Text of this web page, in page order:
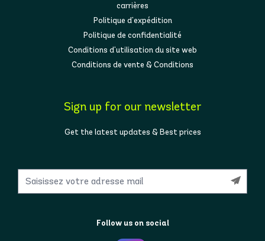
carrières
Politique d'expédition
Politique de confidentialité
Conditions d'utilisation du site web
Conditions de vente & Conditions
Sign up for our newsletter
Get the latest updates & Best prices
Follow us on social